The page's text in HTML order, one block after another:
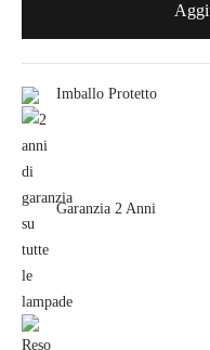
Imballo Protetto
Garanzia 2 Anni